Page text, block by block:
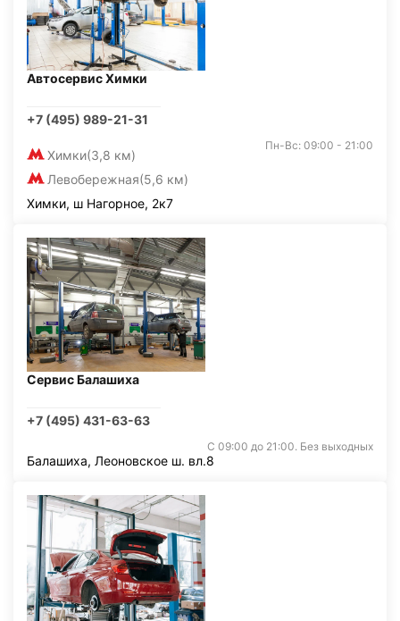
Автосервис Химки
+7 (495) 989-21-31
Химки(3,8 км)
Левобережная(5,6 км)
Пн-Вс: 09:00 - 21:00
Химки, ш Нагорное, 2к7
Сервис Балашиха
+7 (495) 431-63-63
С 09:00 до 21:00. Без выходных
Балашиха, Леоновское ш. вл.8